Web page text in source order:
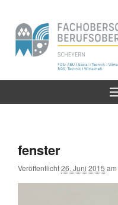
Berufliche
fenster
Veröffentlicht26. Juni 2015 am